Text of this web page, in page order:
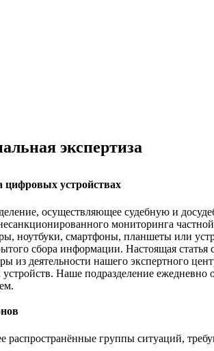
экспертиза
цифровых устройствах
осуществляющее судебную и
мониторинга
ноутбуки, смартфоны, планшеты или
сбора информации. Настоящая
из деятельности нашего экспертного
Наше подразделение ежедневно
группы ситуаций,